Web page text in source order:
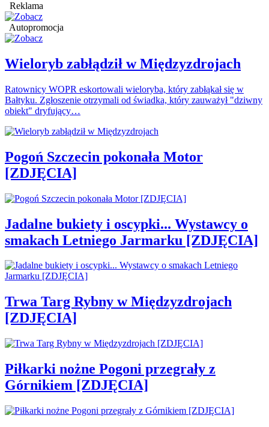
Reklama
Autopromocja
Wieloryb zabłądził w Międzyzdrojach
Ratownicy WOPR eskortowali wieloryba, który zabłąkał się w
Bałtyku. Zgłoszenie otrzymali od świadka, który zauważył "dziwny
obiekt" dryfujący…
Pogoń Szczecin pokonała Motor
[ZDJĘCIA]
Jadalne bukiety i oscypki... Wystawcy o
smakach Letniego Jarmarku [ZDJĘCIA]
Trwa Targ Rybny w Międzyzdrojach
[ZDJĘCIA]
Piłkarki nożne Pogoni przegrały z
Górnikiem [ZDJĘCIA]